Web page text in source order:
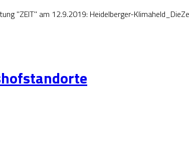
"ZEIT" am 12.9.2019: Heidelberger-